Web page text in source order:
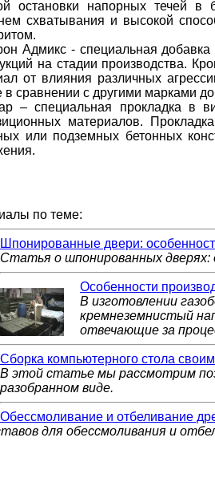
остановки напорных течей в
схватывания и высокой
Адмикс - специальная
на стадии производства.
от влияния различных
в сравнении с другими марками
– специальная прокладка в
материалов.
или подземных бетонных
по теме:
Шпонированные двери:
Статья о шпонированных дверях:
Особенности
В изготовлении
кремнеземнистый
отвечающие за
Сборка компьютерного стола
В этой статье мы рассмотрим
разобранном виде.
Обессмоливание и отбеливание
для обессмоливания и